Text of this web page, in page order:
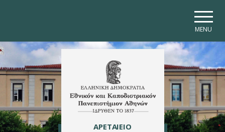
MENU
ΑΡΕΤΑΙΕΙΟ